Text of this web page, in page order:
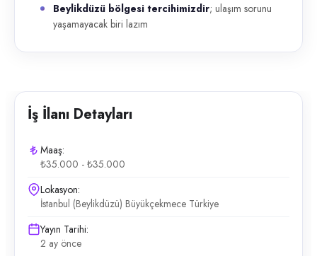
Beylikdüzü bölgesi tercihimizdir; ulaşım sorunu
yaşamayacak biri lazım
İş İlanı Detayları
Maaş:
₺35.000 - ₺35.000
Lokasyon:
İstanbul (Beylikdüzü) Büyükçekmece Türkiye
Yayın Tarihi:
2 ay önce